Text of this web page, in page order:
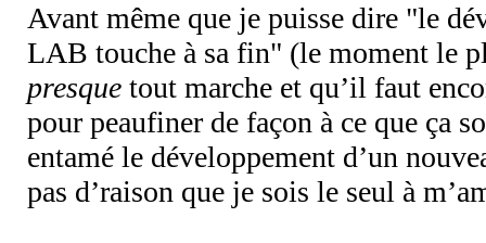
Avant même que je puisse dire "le
LAB touche à sa fin" (le moment le
presque tout marche et qu’il faut
pour peaufiner de façon à ce que ça
entamé le développement d’un
pas d’raison que je sois le seul à